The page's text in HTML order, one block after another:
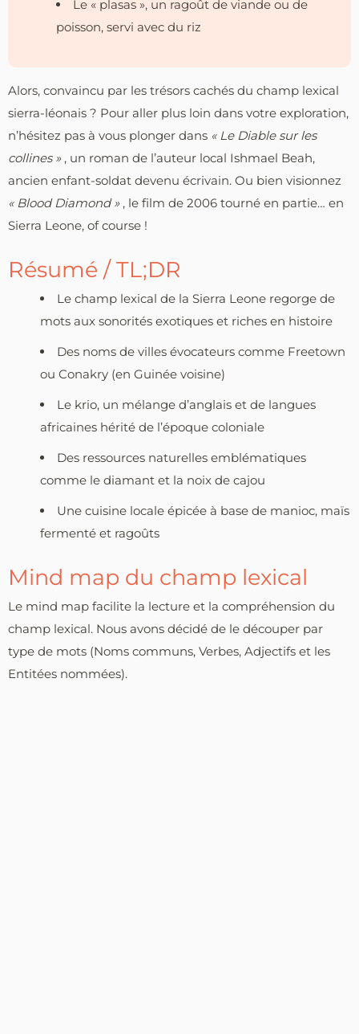
Le « plasas », un ragoût de viande ou de
poisson, servi avec du riz
Alors, convaincu par les trésors cachés du champ lexical
sierra-léonais ? Pour aller plus loin dans votre exploration,
n’hésitez pas à vous plonger dans « Le Diable sur les
collines » , un roman de l’auteur local Ishmael Beah,
ancien enfant-soldat devenu écrivain. Ou bien visionnez
« Blood Diamond » , le film de 2006 tourné en partie… en
Sierra Leone, of course !
Résumé / TL;DR
Le champ lexical de la Sierra Leone regorge de
mots aux sonorités exotiques et riches en histoire
Des noms de villes évocateurs comme Freetown
ou Conakry (en Guinée voisine)
Le krio, un mélange d’anglais et de langues
africaines hérité de l’époque coloniale
Des ressources naturelles emblématiques
comme le diamant et la noix de cajou
Une cuisine locale épicée à base de manioc, maïs
fermenté et ragoûts
Mind map du champ lexical
Le mind map facilite la lecture et la compréhension du
champ lexical. Nous avons décidé de le découper par
type de mots (Noms communs, Verbes, Adjectifs et les
Entitées nommées).